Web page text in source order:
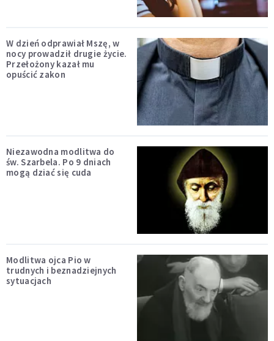
W dzień odprawiał Mszę, w
nocy prowadził drugie życie.
Przełożony kazał mu
opuścić zakon
Niezawodna modlitwa do
św. Szarbela. Po 9 dniach
mogą dziać się cuda
Modlitwa ojca Pio w
trudnych i beznadziejnych
sytuacjach